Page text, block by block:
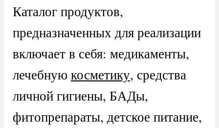
Каталог продуктов,
предназначенных для реализации
включает в себя: медикаменты,
лечебнуюкосметику, средства
личной гигиены, БАДы,
фитопрепараты, детское питание,